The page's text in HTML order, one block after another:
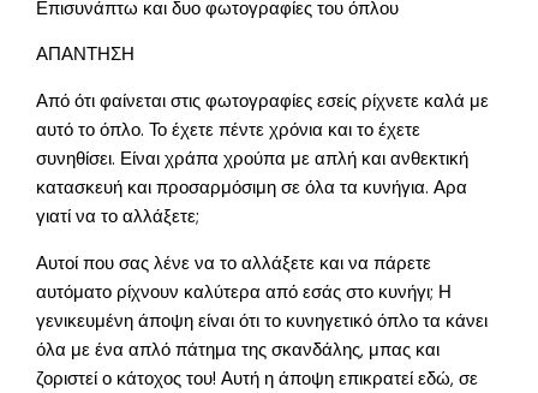
Επισυνάπτω και δυο φωτογραφίες του όπλου
ΑΠΑΝΤΗΣΗ
Από ότι φαίνεται στις φωτογραφίες εσείς ρίχνετε καλά με
αυτό το όπλο. Το έχετε πέντε χρόνια και το έχετε
συνηθίσει. Είναι χράπα χρούπα με απλή και ανθεκτική
κατασκευή και προσαρμόσιμη σε όλα τα κυνήγια. Αρα
γιατί να το αλλάξετε;
Αυτοί που σας λένε να το αλλάξετε και να πάρετε
αυτόματο ρίχνουν καλύτερα από εσάς στο κυνήγι; Η
γενικευμένη άποψη είναι ότι το κυνηγετικό όπλο τα κάνει
όλα με ένα απλό πάτημα της σκανδάλης, μπας και
ζοριστεί ο κάτοχος του! Αυτή η άποψη επικρατεί εδώ, σε